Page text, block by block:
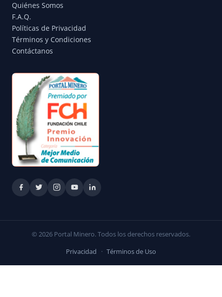
Quiénes Somos
F.A.Q.
Políticas de Privacidad
Términos y Condiciones
Contáctanos
© 2026 Portal Minero. Todos los derechos reservados.
Privacidad · Términos de Uso